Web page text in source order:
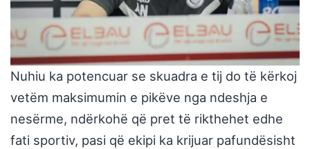
Nuhiu ka potencuar se skuadra e tij do të kërkoj
vetëm maksimumin e pikëve nga ndeshja e
nesërme, ndërkohë që pret të rikthehet edhe
fati sportiv, pasi që ekipi ka krijuar pafundësisht